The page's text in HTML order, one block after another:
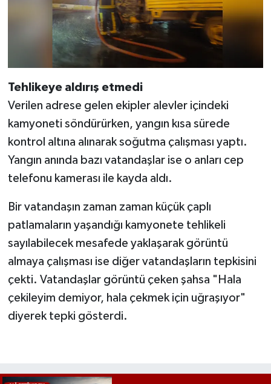
Tehlikeye aldırış etmedi
Verilen adrese gelen ekipler alevler içindeki
kamyoneti söndürürken, yangın kısa sürede
kontrol altına alınarak soğutma çalışması yaptı.
Yangın anında bazı vatandaşlar ise o anları cep
telefonu kamerası ile kayda aldı.
Bir vatandaşın zaman zaman küçük çaplı
patlamaların yaşandığı kamyonete tehlikeli
sayılabilecek mesafede yaklaşarak görüntü
almaya çalışması ise diğer vatandaşların tepkisini
çekti. Vatandaşlar görüntü çeken şahsa "Hala
çekileyim demiyor, hala çekmek için uğraşıyor"
diyerek tepki gösterdi.